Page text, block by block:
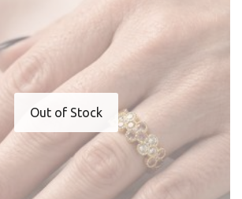
Out of Stock